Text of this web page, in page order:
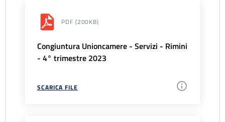
PDF (200KB)
Congiuntura Unioncamere - Servizi - Rimini
- 4° trimestre 2023
SCARICA FILE